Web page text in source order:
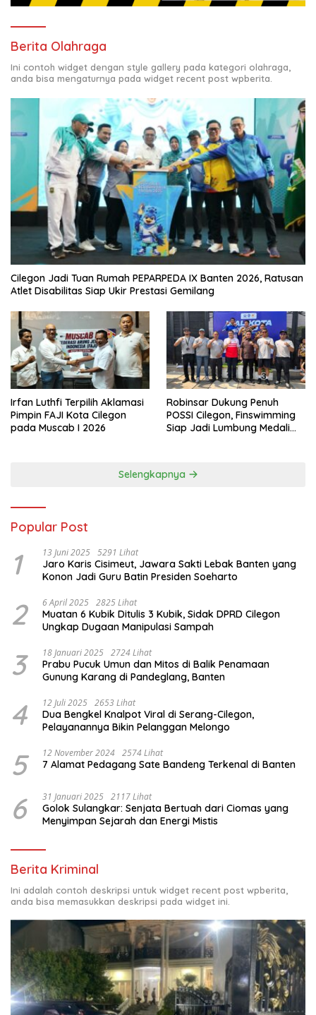
Berita Olahraga
Ini contoh widget dengan style gallery pada kategori olahraga,
anda bisa mengaturnya pada widget recent post wpberita.
Cilegon Jadi Tuan Rumah PEPARPEDA IX Banten 2026, Ratusan
Atlet Disabilitas Siap Ukir Prestasi Gemilang
Irfan Luthfi Terpilih Aklamasi
Pimpin FAJI Kota Cilegon
pada Muscab I 2026
Robinsar Dukung Penuh
POSSI Cilegon, Finswimming
Siap Jadi Lumbung Medali
Selengkapnya
Popular Post
1 13 Juni 2025 5291 Lihat
Jaro Karis Cisimeut, Jawara Sakti Lebak Banten yang
Konon Jadi Guru Batin Presiden Soeharto
2 6 April 2025 2825 Lihat
Muatan 6 Kubik Ditulis 3 Kubik, Sidak DPRD Cilegon
Ungkap Dugaan Manipulasi Sampah
3 18 Januari 2025 2724 Lihat
Prabu Pucuk Umun dan Mitos di Balik Penamaan
Gunung Karang di Pandeglang, Banten
4 12 Juli 2025 2653 Lihat
Dua Bengkel Knalpot Viral di Serang-Cilegon,
Pelayanannya Bikin Pelanggan Melongo
5 12 November 2024 2574 Lihat
7 Alamat Pedagang Sate Bandeng Terkenal di Banten
6 31 Januari 2025 2117 Lihat
Golok Sulangkar: Senjata Bertuah dari Ciomas yang
Menyimpan Sejarah dan Energi Mistis
Berita Kriminal
Ini adalah contoh deskripsi untuk widget recent post wpberita,
anda bisa memasukkan deskripsi pada widget ini.